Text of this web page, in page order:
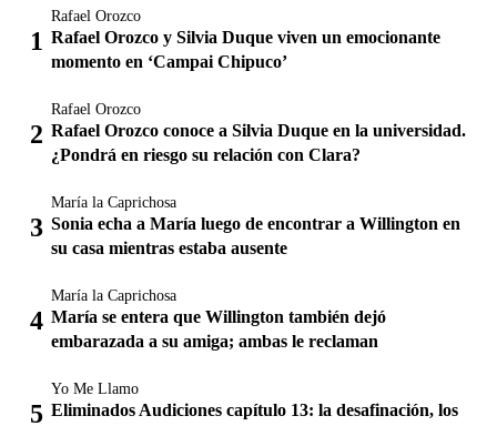
Rafael Orozco
Rafael Orozco y Silvia Duque viven un emocionante
momento en ‘Campai Chipuco’
Rafael Orozco
Rafael Orozco conoce a Silvia Duque en la universidad.
¿Pondrá en riesgo su relación con Clara?
María la Caprichosa
Sonia echa a María luego de encontrar a Willington en
su casa mientras estaba ausente
María la Caprichosa
María se entera que Willington también dejó
embarazada a su amiga; ambas le reclaman
Yo Me Llamo
Eliminados Audiciones capítulo 13: la desafinación, los